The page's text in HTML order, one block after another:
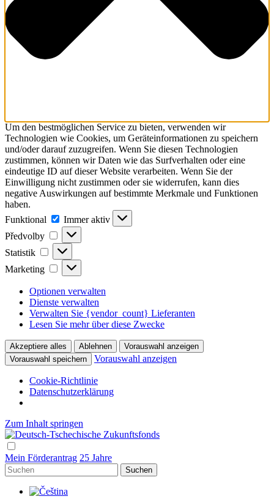
Um den bestmöglichen Service zu bieten, verwenden wir
Technologien wie Cookies, um Geräteinformationen zu speichern
und/oder darauf zuzugreifen. Wenn Sie diesen Technologien
zustimmen, können wir Daten wie das Surfverhalten oder eine
eindeutige ID auf dieser Website verarbeiten. Wenn Sie der
Einwilligung nicht zustimmen oder sie widerrufen, kann dies
negative Auswirkungen auf bestimmte Merkmale und Funktionen
haben.
Funktional
Funktional
Immer aktiv
Předvolby
Předvolby
Statistik Statistik
Marketing Marketing
Optionen verwalten
Dienste verwalten
Verwalten Sie {vendor_count} Lieferanten
Lesen Sie mehr über diese Zwecke
Akzeptiere alles Ablehnen
Vorauswahl anzeigen
Vorauswahl speichern
Vorauswahl anzeigen
Cookie-Richtlinie
Datenschutzerklärung
Zum Inhalt springen
Hlavní
navigace
Mein Förderantrag 25 Jahre
Suchen